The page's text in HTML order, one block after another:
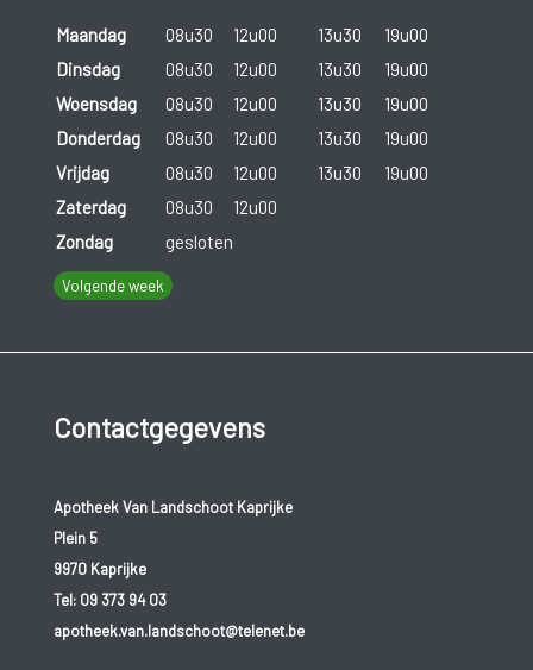
Maandag 08u30 12u00 13u30
19u00
Dinsdag
08u30 12u00 13u30
19u00
Woensdag
08u30 12u00 13u30
19u00
Donderdag
08u30 12u00 13u30
19u00
Vrijdag
08u30 12u00 13u30
19u00
Zaterdag
08u30
12u00
Zondag
gesloten
Volgende week
Contactgegevens
Apotheek Van Landschoot Kaprijke
Plein 5
9970 Kaprijke
Tel: 09 373 94 03
apotheek.van.landschoot@telenet.be